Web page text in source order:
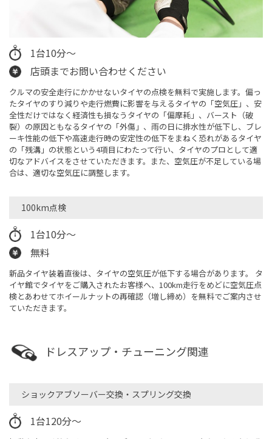
1台10分～
店頭までお問い合わせください
クルマの安全走行にかかせないタイヤの点検を無料で実施します。偏っ
たタイヤのすり減りや走行燃費に影響を与えるタイヤの「空気圧」、安
全性だけではなく経済性も損なうタイヤの「偏摩耗」、バースト（破
裂）の原因ともなるタイヤの「外傷」、雨の日に排水性が低下し、ブレ
ーキ性能の低下や高速走行時の安定性の低下をまねく恐れがあるタイヤ
の「残溝」の状態という4項目にわたって行い、タイヤのプロとして適
切なアドバイスをさせていただきます。また、空気圧が不足している場
合は、適切な空気圧に調整します。
100km点検
1台10分～
無料
新品タイヤ装着直後は、タイヤの空気圧が低下する場合があります。 タ
イヤ館でタイヤをご購入されたお客様へ、100km走行をめどに空気圧点
検とあわせてホイールナットの再確認（増し締め）を無料でご案内させ
ていただきます。
ドレスアップ・チューニング関連
ショックアブソーバー交換・スプリング交換
1台120分～